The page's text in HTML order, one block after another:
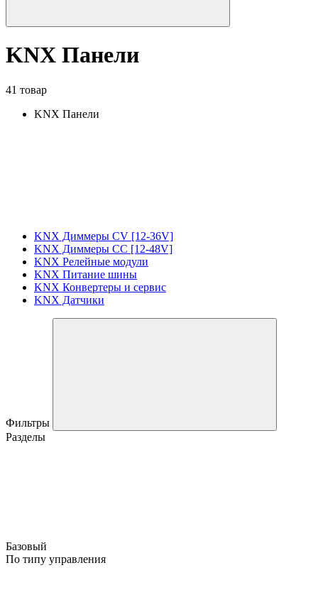
KNX Панели
41 товар
KNX Панели
KNX Диммеры CV [12-36V]
KNX Диммеры CC [12-48V]
KNX Релейные модули
KNX Питание шины
KNX Конвертеры и сервис
KNX Датчики
Фильтры
Разделы
Базовый
По типу управления